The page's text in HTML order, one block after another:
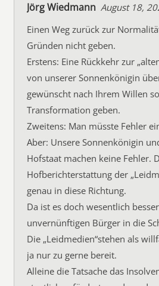
Jörg Wiedmann August 18,
Einen Weg zurück zur
Gründen nicht geben.
Erstens: Eine Rückkehr zur
von unserer Sonnenkönigin
gewünscht nach Ihrem Willen
Transformation geben.
Zweitens: Man müsste Fehler
Aber: Unsere Sonnenkönigin
Hofstaat machen keine Fehler.
Hofberichterstattung der
genau in diese Richtung.
Da ist es doch wesentlich
unvernünftigen Bürger in die
Die „Leidmedien“stehen als
ja nur zu gerne bereit.
Alleine die Tatsache das